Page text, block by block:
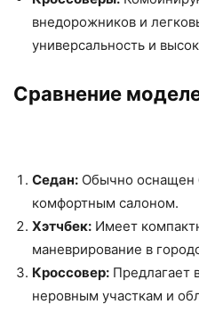
внедорожников и
универсальность и
Сравнение
Седан: Обычно оснащен
комфортным салоном.
Хэтчбек: Имеет
маневрирование в
Кроссовер: Предлагает
неровным участкам и